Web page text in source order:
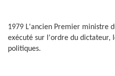
1979 L'ancien Premier ministre
exécuté sur l'ordre du dictateur,
politiques.